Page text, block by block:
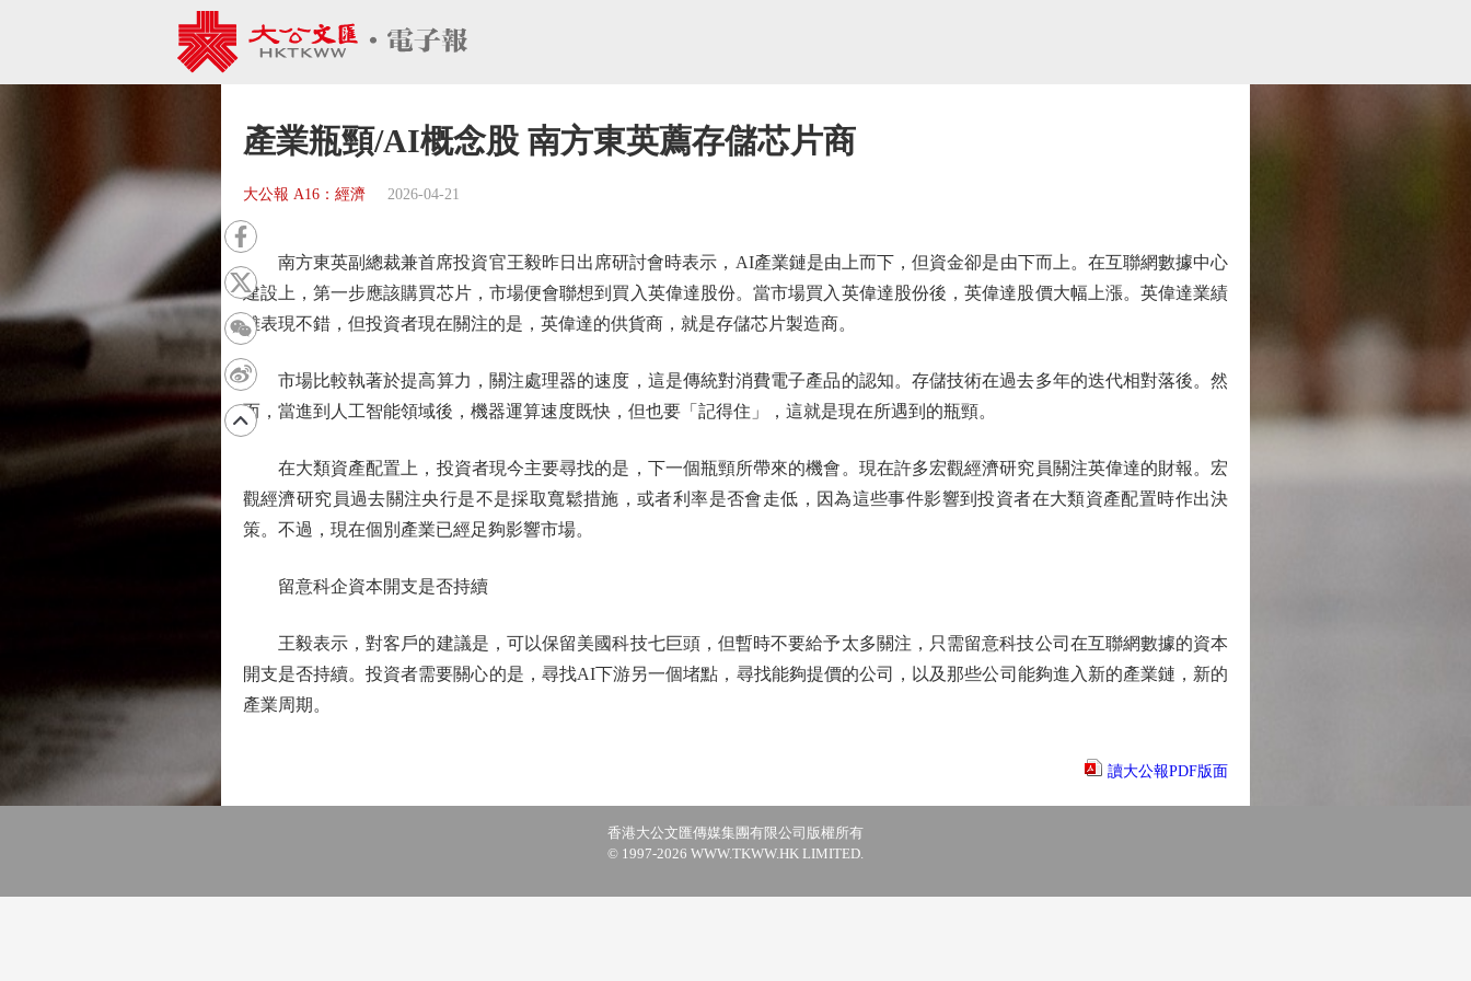
產業瓶頸/AI概念股 南方東英薦存儲芯片商
大公報 A16：經濟 2026-04-21
南方東英副總裁兼首席投資官王毅昨日出席研討會時表示，AI產業鏈是由上而下，但資金卻是由下而上。在互聯網數據中心
建設上，第一步應該購買芯片，市場便會聯想到買入英偉達股份。當市場買入英偉達股份後，英偉達股價大幅上漲。英偉達業績
雖表現不錯，但投資者現在關注的是，英偉達的供貨商，就是存儲芯片製造商。
市場比較執著於提高算力，關注處理器的速度，這是傳統對消費電子產品的認知。存儲技術在過去多年的迭代相對落後。然
而，當進到人工智能領域後，機器運算速度既快，但也要「記得住」，這就是現在所遇到的瓶頸。
在大類資產配置上，投資者現今主要尋找的是，下一個瓶頸所帶來的機會。現在許多宏觀經濟研究員關注英偉達的財報。宏
觀經濟研究員過去關注央行是不是採取寬鬆措施，或者利率是否會走低，因為這些事件影響到投資者在大類資產配置時作出決
策。不過，現在個別產業已經足夠影響市場。
留意科企資本開支是否持續
王毅表示，對客戶的建議是，可以保留美國科技七巨頭，但暫時不要給予太多關注，只需留意科技公司在互聯網數據的資本
開支是否持續。投資者需要關心的是，尋找AI下游另一個堵點，尋找能夠提價的公司，以及那些公司能夠進入新的產業鏈，新的
產業周期。
讀大公報PDF版面
香港大公文匯傳媒集團有限公司版權所有
© 1997-2026 WWW.TKWW.HK LIMITED.